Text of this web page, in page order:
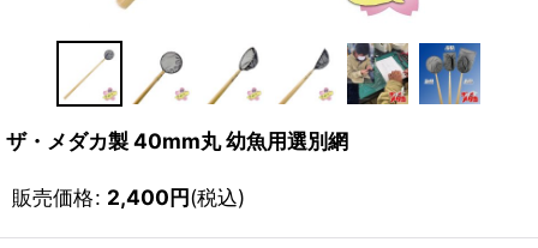
ザ・メダカ製 40mm丸 幼魚用選別網
販売価格: 2,400円(税込)